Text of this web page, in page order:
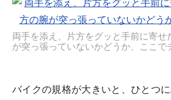
両手を添え、片方をグッと手前に寄せ
が突っ張っていないかどうか、ここで
バイクの規格が大きいと、ひとつ